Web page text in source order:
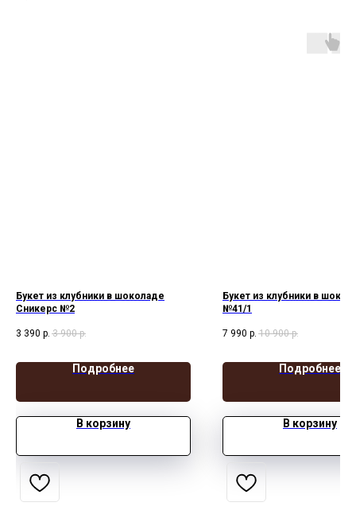
Букет из клубники в шоколаде
Сникерс №2
3 390 р. 3 900 р.
Подробнее
В корзину
Букет из клубники в
№41/1
7 990 р. 10 900 р.
Подробнее
В корзину